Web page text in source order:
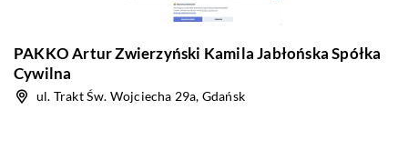
PAKKO Artur Zwierzyński Kamila Jabłońska Spółka
Cywilna
ul. Trakt Św. Wojciecha 29a, Gdańsk